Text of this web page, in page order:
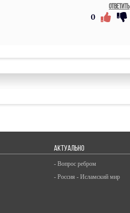
Ответить
0
АКТУАЛЬНО
- Вопрос ребром
- Россия - Исламский мир